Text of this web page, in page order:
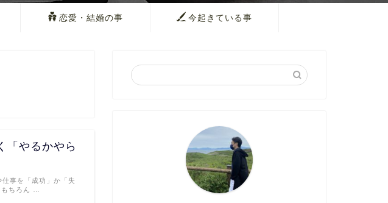
恋愛・結婚の事 今起きている事
「やるかやら
事を「成功」か「失
ちろん …